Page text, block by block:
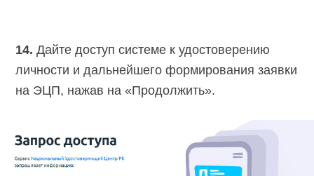
14. Дайте доступ системе к удостоверению
личности и дальнейшего формирования заявки
на ЭЦП, нажав на «Продолжить».